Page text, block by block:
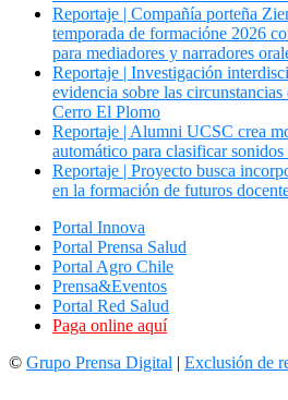
Reportaje | Compañía porteña
temporada de formacióne 2026
para mediadores y narradores
Reportaje | Investigación
evidencia sobre las
Cerro El Plomo
Reportaje | Alumni UCSC crea
automático para clasificar sonidos
Reportaje | Proyecto busca
en la formación de futuros
Portal Innova
Portal Prensa Salud
Portal Agro Chile
Prensa&Eventos
Portal Red Salud
Paga online aquí
© Grupo Prensa Digital | Exclusión de